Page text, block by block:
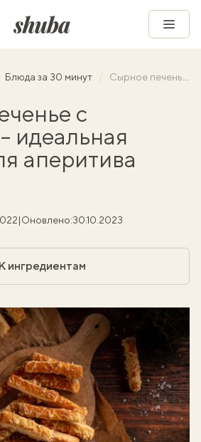
Блюда за 30 минут Сырное печенье с арахисом – идеальная закуска для аперитива
с
идеальная
аперитива
|Оновлено:30.10.2023
К ингредиентам